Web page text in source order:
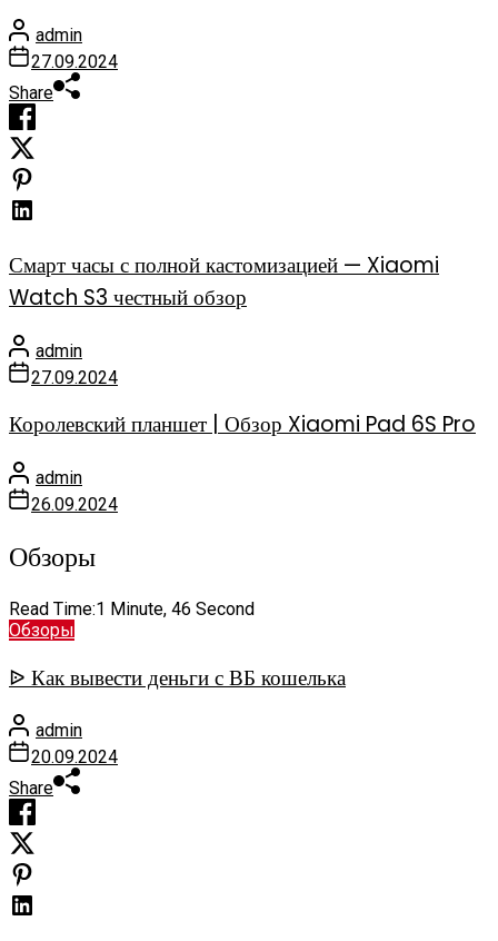
admin
27.09.2024
Share
Смарт часы с полной кастомизацией — Xiaomi
Watch S3 честный обзор
admin
27.09.2024
Королевский планшет | Обзор Xiaomi Pad 6S Pro
admin
26.09.2024
Обзоры
Read Time:1 Minute, 46 Second
Обзоры
ᐉ Как вывести деньги с ВБ кошелька
admin
20.09.2024
Share